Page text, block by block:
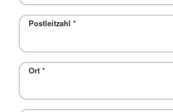
Postleitzahl *
Ort *